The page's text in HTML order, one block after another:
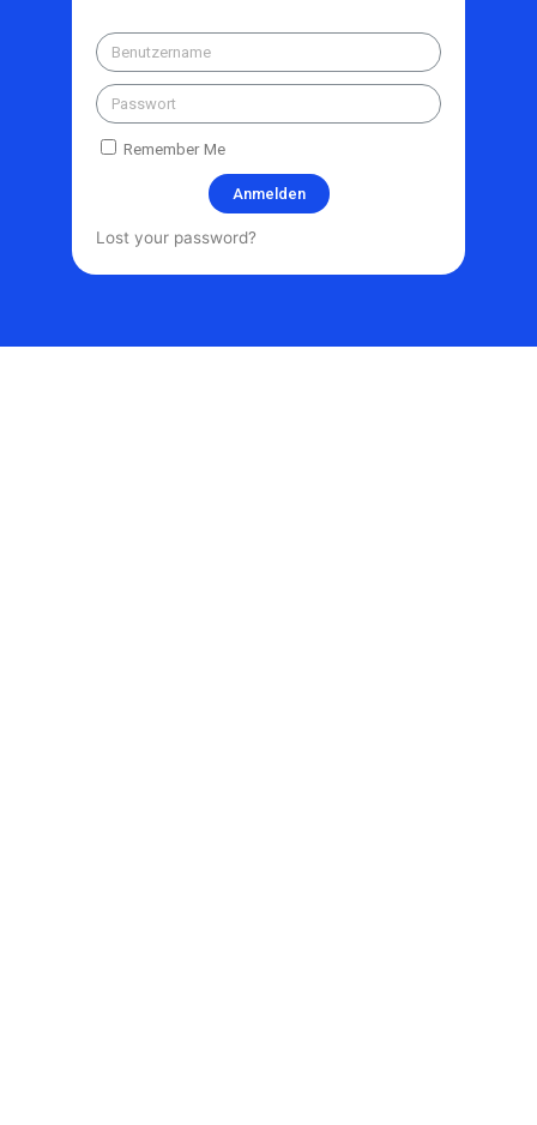
Remember Me
Anmelden
Lost your password?